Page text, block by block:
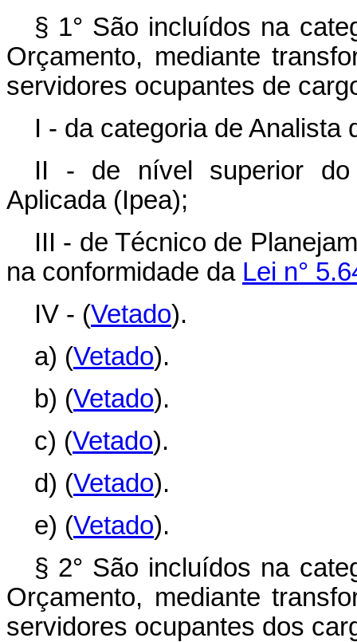
§ 1° São incluídos na
Orçamento, mediante
servidores ocupantes de
I - da categoria de Analista
II - de nível superior do
Aplicada (Ipea);
III - de Técnico de
na conformidade da Lei n°
IV - (Vetado).
a) (Vetado).
b) (Vetado).
c) (Vetado).
d) (Vetado).
e) (Vetado).
§ 2° São incluídos na
Orçamento, mediante
servidores ocupantes dos